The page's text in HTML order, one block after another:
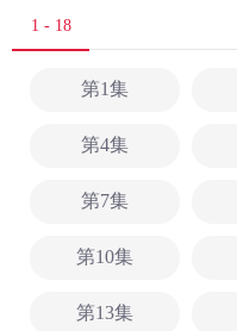
1 - 18
第1集
第4集
第7集
第10集
第13集